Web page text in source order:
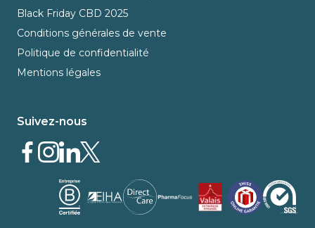
Black Friday CBD 2025
Conditions générales de vente
Politique de confidentialité
Mentions légales
Suivez-nous